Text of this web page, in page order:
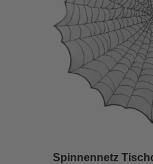
Spinnennetz